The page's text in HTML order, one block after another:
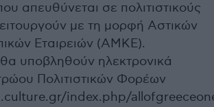
απευθύνεται σε πολιτιστικούς
με τη μορφή Αστικών
Εταιρειών (ΑΜΚΕ).
υποβληθούν ηλεκτρονικά
Πολιτιστικών Φορέων
index.php/